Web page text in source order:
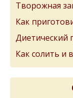
Творожная
Как
Диетический
Как солить и